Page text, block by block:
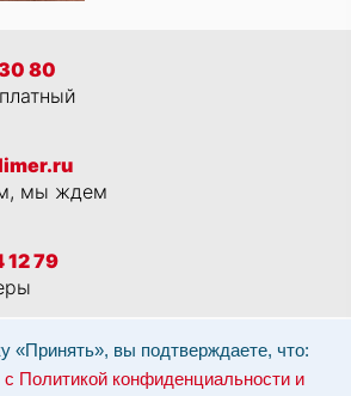
«Принять», вы подтверждаете, что:
Политикой конфиденциальности и
80
мы ждем
12 79
сайт, и обращаясь к нам, вы:Соглашаетесь с
данных в соответствии с 152-ФЗ